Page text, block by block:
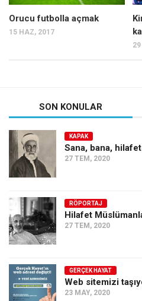
Orucu futbolla açmak
15 HAZ, 2017
SON KONULAR
KAPAK
Sana, bana,
27 TEM, 2020
RÖPORTAJ
Hilafet
27 TEM, 2020
GERÇEK HAYAT
Web sitemizi
23 MAY, 2020